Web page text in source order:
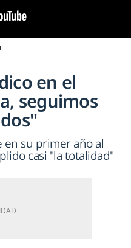
en el
seguimos
su primer año al
casi "la totalidad"